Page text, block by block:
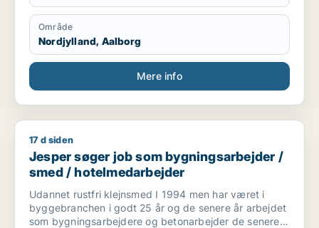
Område
Nordjylland, Aalborg
Mere info
Jesper søger job som bygningsarbejder / smed /
17 d siden
Jesper søger job som bygningsarbejder /
smed / hotelmedarbejder
Udannet rustfri klejnsmed I 1994 men har været i
byggebranchen i godt 25 år og de senere år arbejdet
som bygningsarbejdere og betonarbejder de senere